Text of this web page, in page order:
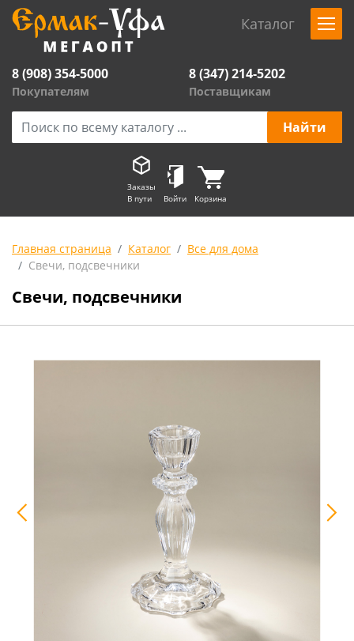
Каталог
8 (908) 354-5000
Покупателям
8 (347) 214-5202
Поставщикам
Заказы
В пути
Войти Корзина
Главная страница Каталог
Все для дома
Свечи, подсвечники
Свечи, подсвечники